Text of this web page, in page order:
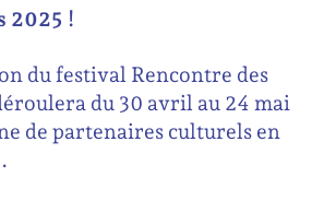
2025 !
du festival Rencontre des
du 30 avril au 24 mai
de partenaires culturels en